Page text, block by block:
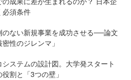
必須条件
ない新規事業を成功させる──論文
性のジレンマ」
ステムの設計図。大学発スタート
割と「3つの壁」